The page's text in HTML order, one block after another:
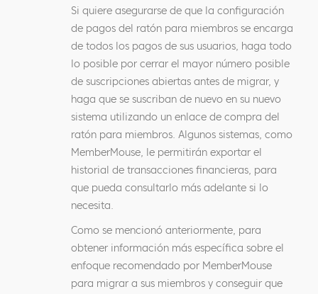
Si quiere asegurarse de que la configuración
de pagos del ratón para miembros se encarga
de todos los pagos de sus usuarios, haga todo
lo posible por cerrar el mayor número posible
de suscripciones abiertas antes de migrar, y
haga que se suscriban de nuevo en su nuevo
sistema utilizando un enlace de compra del
ratón para miembros. Algunos sistemas, como
MemberMouse, le permitirán exportar el
historial de transacciones financieras, para
que pueda consultarlo más adelante si lo
necesita.
Como se mencionó anteriormente, para
obtener información más específica sobre el
enfoque recomendado por MemberMouse
para migrar a sus miembros y conseguir que